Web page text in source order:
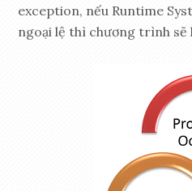
exception, nếu Runtime
ngoại lệ thì chương trình sẽ